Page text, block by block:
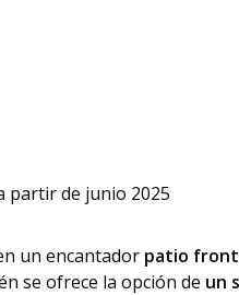
partir de junio 2025
un encantador patio
se ofrece la opción de un